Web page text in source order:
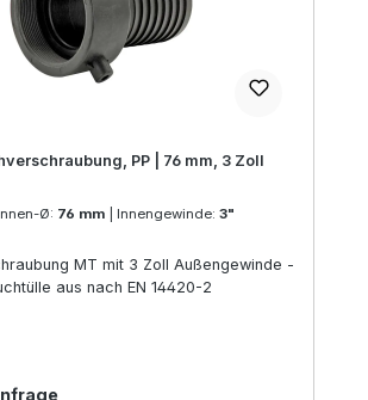
PP | 76 mm, 3 Zoll
Ø: 76 mm Innengewinde: 3"
MT mit 3 Zoll Außengewinde -
aus nach EN 14420-2